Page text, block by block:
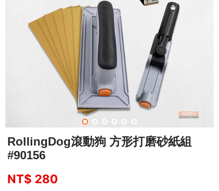
RollingDog滾動狗 方形打磨砂紙組
#90156
NT$ 280